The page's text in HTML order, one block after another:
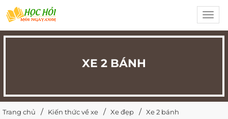
XE 2 BÁNH
Trang chủ Kiến thức về xe Xe đẹp Xe 2 bánh